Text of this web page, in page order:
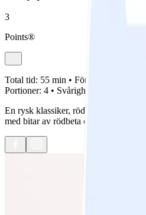
3
Points®
Total tid: 55 min • Förberedelse:
Portioner: 4 • Svårighetsgrad:
En rysk klassiker, rödbetssoppa. En
med bitar av rödbeta och gräddfil